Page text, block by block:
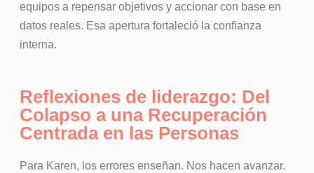
equipos a repensar objetivos y accionar con base en
datos reales. Esa apertura fortaleció la confianza
interna.
Reflexiones de liderazgo: Del
Colapso a una Recuperación
Centrada en las Personas
Para Karen, los errores enseñan. Nos hacen avanzar.